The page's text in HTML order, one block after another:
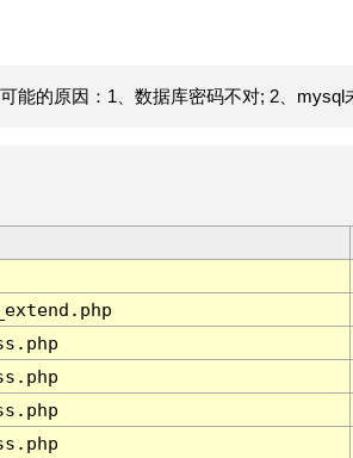
能的原因：1、数据库密码不对; 2、mysql